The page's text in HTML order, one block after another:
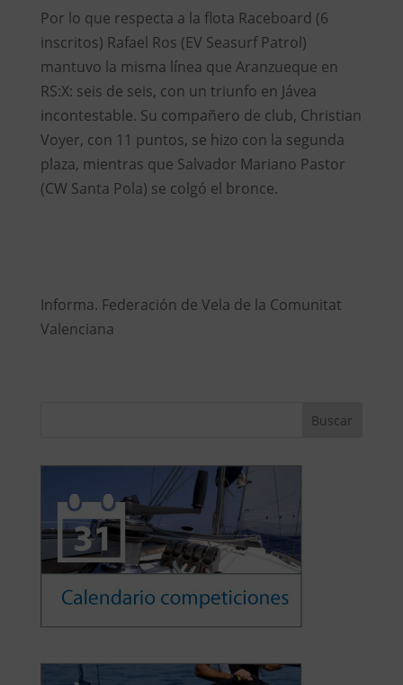
Por lo que respecta a la flota Raceboard (6
inscritos) Rafael Ros (EV Seasurf Patrol)
mantuvo la misma línea que Aranzueque en
RS:X: seis de seis, con un triunfo en Jávea
incontestable. Su compañero de club, Christian
Voyer, con 11 puntos, se hizo con la segunda
plaza, mientras que Salvador Mariano Pastor
(CW Santa Pola) se colgó el bronce.
Informa. Federación de Vela de la Comunitat
Valenciana